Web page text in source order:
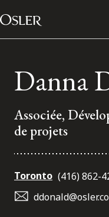
Passer au contenu
Main
Danna
Associée,
de projets
Toronto (416) 862-